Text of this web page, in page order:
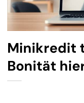
Minikredit
Bonität